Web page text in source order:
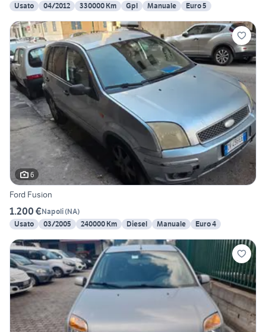
Usato
04/2012 330000 Km Gpl Manuale Euro 5
6
Ford Fusion
1.200 €Napoli(NA)
Usato
03/2005 240000 Km Diesel Manuale Euro 4